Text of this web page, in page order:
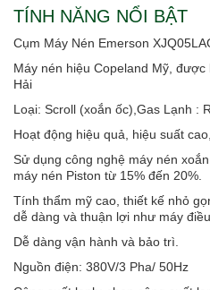
TÍNH NĂNG NỔI BẬT
Cụm Máy Nén Emerson
Máy nén hiệu Copeland Mỹ,
Hải
Loại: Scroll (xoắn ốc),Gas Lạnh :
Hoạt động hiệu quả, hiệu suất
Sử dụng công nghệ máy nén
máy nén Piston từ 15% đến 20%.
Tính thẩm mỹ cao, thiết kế nhỏ
dễ dàng và thuận lợi như máy
Dễ dàng vận hành và bảo trì.
Nguồn điện: 380V/3 Pha/ 50Hz